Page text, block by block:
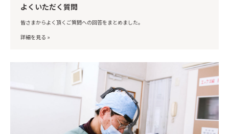
よくいただく質問
皆さまからよく頂くご質問への回答をまとめました。
詳細を見る »